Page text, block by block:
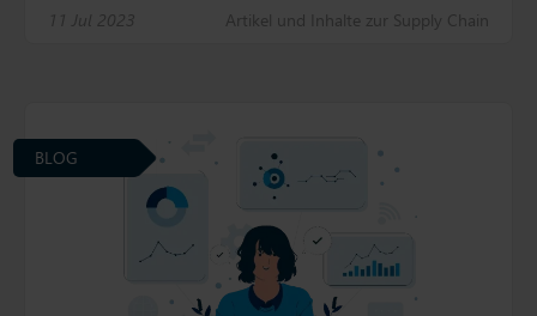
11 Jul 2023 Artikel und Inhalte zur Supply Chain
BLOG